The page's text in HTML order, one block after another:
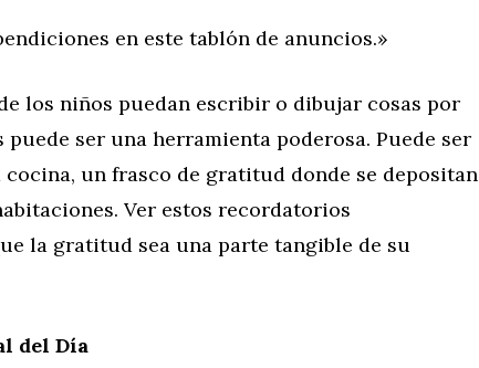
en este tablón de anuncios.»
los niños puedan escribir o dibujar cosas por
ser una herramienta poderosa. Puede ser
un frasco de gratitud donde se depositan
Ver estos recordatorios
la gratitud sea una parte tangible de su
del Día